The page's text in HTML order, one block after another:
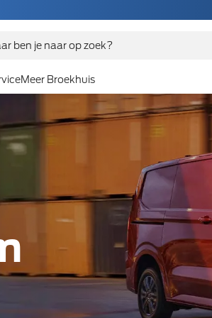
ben je naar op zoek?
Meer Broekhuis